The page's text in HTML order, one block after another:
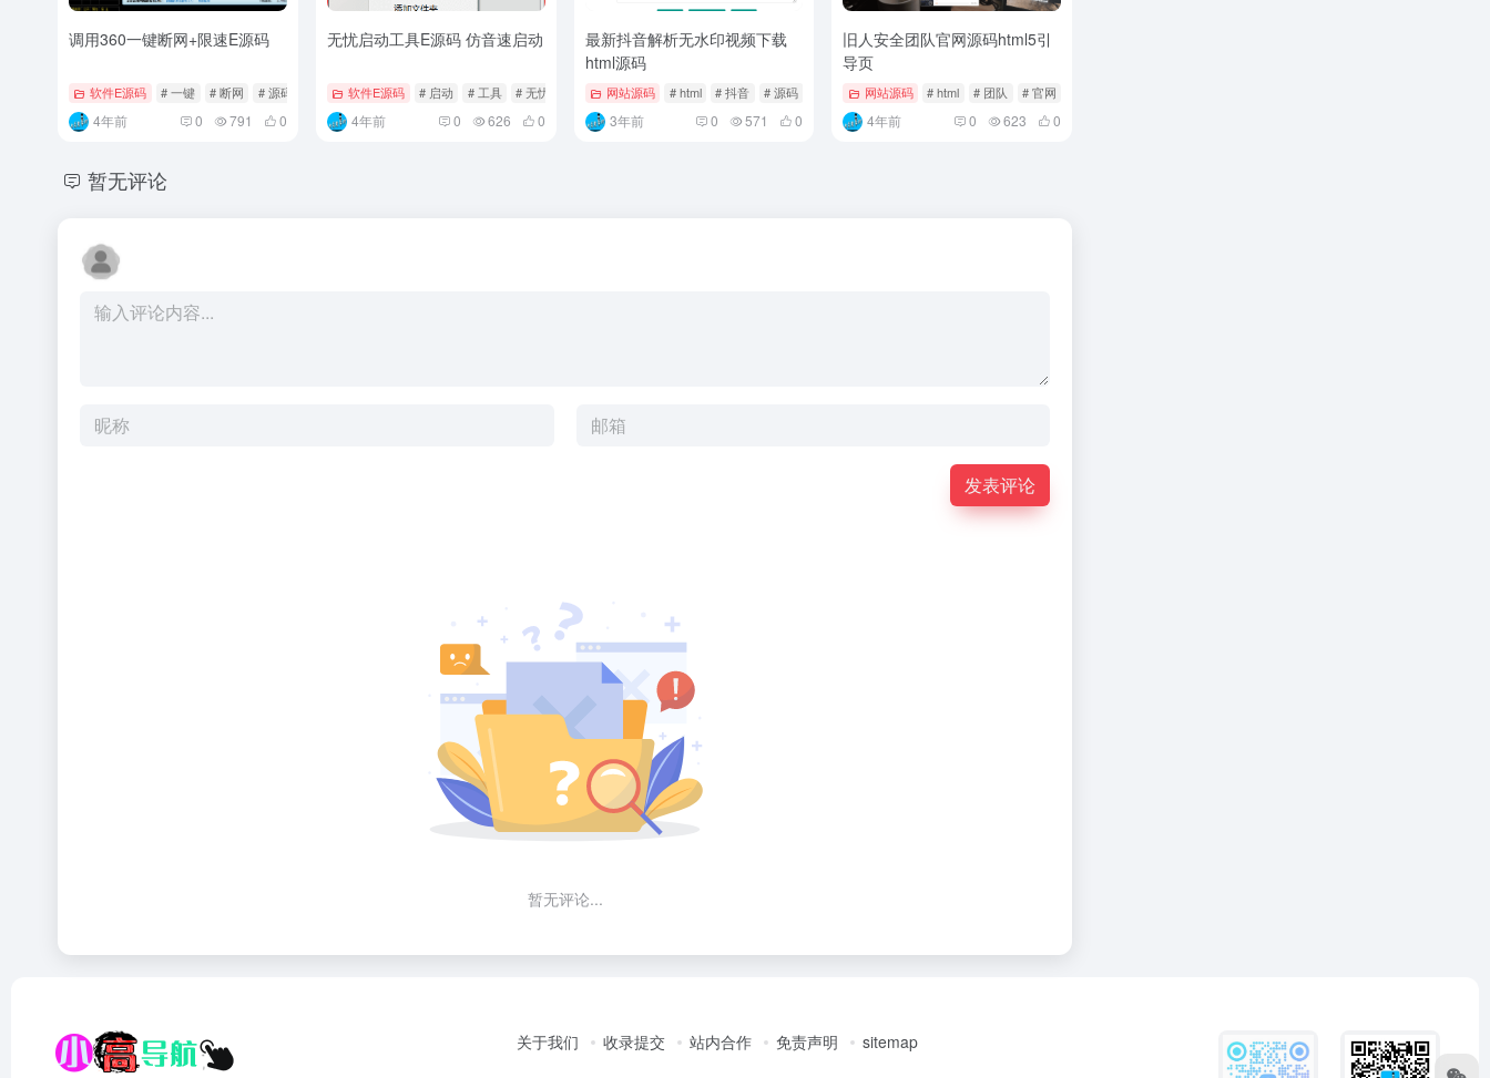
调用360一键断网+限速E源码
软件E源码 # 一键 # 断网 # 源码
4年前 0 791 0
无忧启动工具E源码 仿音速启动
软件E源码 # 启动 # 工具 # 无忧
4年前 0 626 0
最新抖音解析无水印视频下载
html源码
网站源码 # html # 抖音 # 源码
3年前 0 571 0
旧人安全团队官网源码html5引
导页
网站源码 # html # 团队 # 官网
4年前 0 623 0
暂无评论
发表评论
暂无评论...
关于我们 收录提交 站内合作 免责声明 sitemap